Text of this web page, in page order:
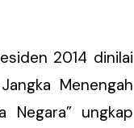
2014 dinilai
Menengah
Negara” ungkap